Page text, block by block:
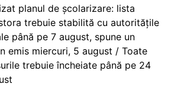
planul de școlarizare: lista
trebuie stabilită cu autoritățile
până pe 7 august, spune un
emis miercuri, 5 august / Toate
trebuie încheiate până pe 24